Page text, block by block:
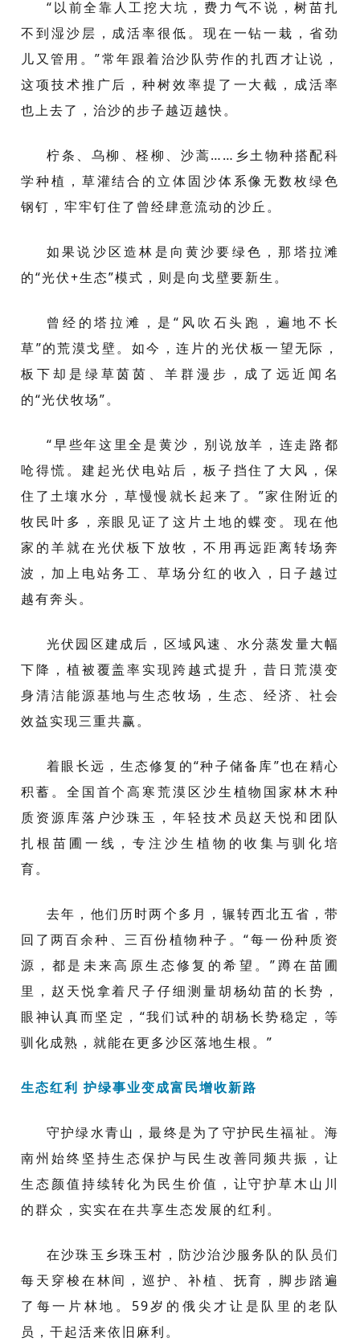
“以前全靠人工挖大坑，费力气不说，树苗扎
不到湿沙层，成活率很低。现在一钻一栽，省劲
儿又管用。”常年跟着治沙队劳作的扎西才让说，
这项技术推广后，种树效率提了一大截，成活率
也上去了，治沙的步子越迈越快。
柠条、乌柳、柽柳、沙蒿……乡土物种搭配科
学种植，草灌结合的立体固沙体系像无数枚绿色
钢钉，牢牢钉住了曾经肆意流动的沙丘。
如果说沙区造林是向黄沙要绿色，那塔拉滩
的“光伏+生态”模式，则是向戈壁要新生。
曾经的塔拉滩，是“风吹石头跑，遍地不长
草”的荒漠戈壁。如今，连片的光伏板一望无际，
板下却是绿草茵茵、羊群漫步，成了远近闻名
的“光伏牧场”。
“早些年这里全是黄沙，别说放羊，连走路都
呛得慌。建起光伏电站后，板子挡住了大风，保
住了土壤水分，草慢慢就长起来了。”家住附近的
牧民叶多，亲眼见证了这片土地的蝶变。现在他
家的羊就在光伏板下放牧，不用再远距离转场奔
波，加上电站务工、草场分红的收入，日子越过
越有奔头。
光伏园区建成后，区域风速、水分蒸发量大幅
下降，植被覆盖率实现跨越式提升，昔日荒漠变
身清洁能源基地与生态牧场，生态、经济、社会
效益实现三重共赢。
着眼长远，生态修复的“种子储备库”也在精心
积蓄。全国首个高寒荒漠区沙生植物国家林木种
质资源库落户沙珠玉，年轻技术员赵天悦和团队
扎根苗圃一线，专注沙生植物的收集与驯化培
育。
去年，他们历时两个多月，辗转西北五省，带
回了两百余种、三百份植物种子。“每一份种质资
源，都是未来高原生态修复的希望。”蹲在苗圃
里，赵天悦拿着尺子仔细测量胡杨幼苗的长势，
眼神认真而坚定，“我们试种的胡杨长势稳定，等
驯化成熟，就能在更多沙区落地生根。”
生态红利 护绿事业变成富民增收新路
守护绿水青山，最终是为了守护民生福祉。海
南州始终坚持生态保护与民生改善同频共振，让
生态颜值持续转化为民生价值，让守护草木山川
的群众，实实在在共享生态发展的红利。
在沙珠玉乡珠玉村，防沙治沙服务队的队员们
每天穿梭在林间，巡护、补植、抚育，脚步踏遍
了每一片林地。59岁的俄尖才让是队里的老队
员，干起活来依旧麻利。